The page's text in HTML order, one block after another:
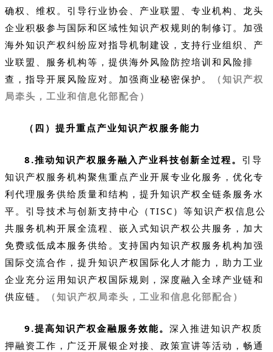
确权、维权。引导行业协会、产业联盟、专业机构、龙头
企业积极参与国际和区域性知识产权规则的制修订。加强
海外知识产权纠纷应对指导机制建设，支持行业组织、产
业联盟、服务机构等，提供海外风险防控培训和风险排
查，指导开展风险应对。加强商业秘密保护。
（知识产权
局牵头，工业和信息化部配合）
（四）提升重点产业知识产权服务能力
8.推动知识产权服务融入产业科技创新全过程。 引导
知识产权服务机构聚焦重点产业开展专业化服务，优化专
利代理服务供给质量和结构，提升知识产权全链条服务水
平。引导技术与创新支持中心（TISC）等知识产权信息公
共服务机构开展全流程、嵌入式知识产权公共服务，加大
免费或低成本服务供给。支持国内知识产权服务机构加强
国际交流合作，提升知识产权国际化人才能力，助力工业
企业充分运用知识产权国际规则，深度融入全球产业链和
供应链。
（知识产权局牵头，工业和信息化部配合）
9.提高知识产权金融服务效能。 深入推进知识产权质
押融资工作，广泛开展银企对接、政策宣讲等活动，畅通